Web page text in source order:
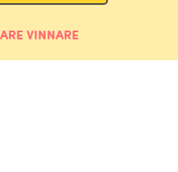
VINNARE